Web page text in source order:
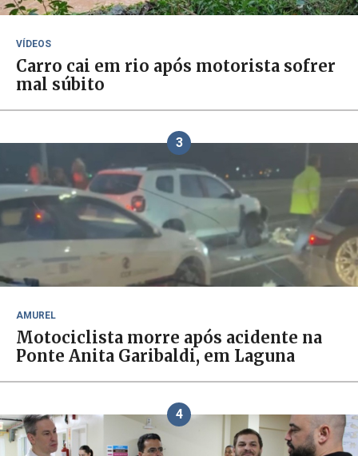
VÍDEOS
Carro cai em rio após motorista sofrer
mal súbito
3
AMUREL
Motociclista morre após acidente na
Ponte Anita Garibaldi, em Laguna
4